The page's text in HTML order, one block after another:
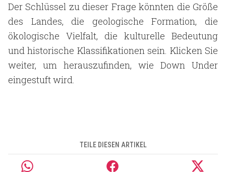
Der Schlüssel zu dieser Frage könnten die Größe
des Landes, die geologische Formation, die
ökologische Vielfalt, die kulturelle Bedeutung
und historische Klassifikationen sein. Klicken Sie
weiter, um herauszufinden, wie Down Under
eingestuft wird.
TEILE DIESEN ARTIKEL